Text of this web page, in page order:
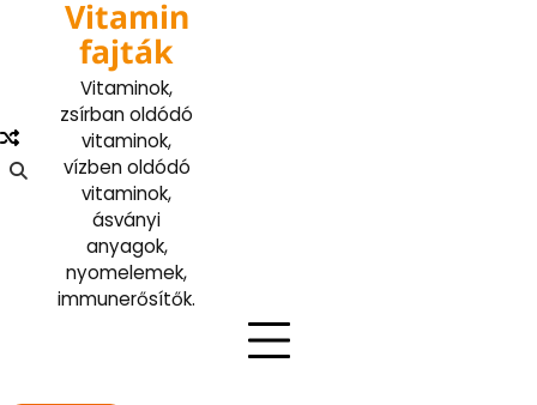
Vitamin
fajták
Vitaminok,
zsírban oldódó
vitaminok,
vízben oldódó
vitaminok,
ásványi
anyagok,
nyomelemek,
immunerősítők.